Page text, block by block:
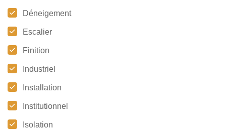
Déneigement
Escalier
Finition
Industriel
Installation
Institutionnel
Isolation